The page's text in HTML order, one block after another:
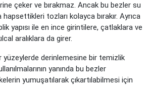
çeker ve bırakmaz. Ancak bu bezler su
hapsettikleri tozları kolayca bırakır. Ayrıca
yapısı ile en ince girintilere, çatlaklara ve
aralıklara da girer.
derinlemesine bir temizlik
yanında bu bezler
yumuşatılarak çıkartılabilmesi için